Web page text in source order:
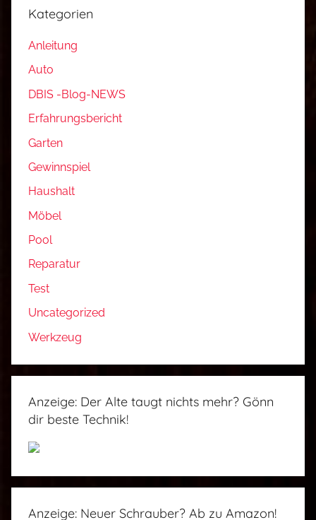
Kategorien
Anleitung
Auto
DBIS -Blog-NEWS
Erfahrungsbericht
Garten
Gewinnspiel
Haushalt
Möbel
Pool
Reparatur
Test
Uncategorized
Werkzeug
Anzeige: Der Alte taugt nichts mehr? Gönn
dir beste Technik!
Anzeige: Neuer Schrauber? Ab zu Amazon!